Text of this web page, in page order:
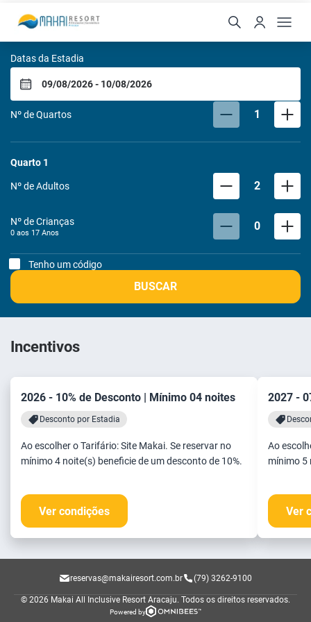
Makai All Inclusive
Datas da Estadia
Nº de Quartos 1
Quarto 1
Nº de Adultos 2
Nº de Crianças
0 aos 17 Anos 0
Tenho um código
BUSCAR
Incentivos
2026 - 10% de Desconto | Mínimo 04 noites
Desconto por Estadia
Ao escolher o Tarifário: Site Makai. Se reservar no
mínimo 4 noite(s) beneficie de um desconto de 10%.
Ver condições
2027 -
Ao
mínimo 5
Ver
reservas@makairesort.com.br (79) 3262-9100
© 2026 Makai All Inclusive Resort Aracaju. Todos os direitos reservados.
Powered by